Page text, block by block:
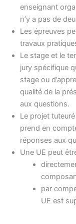
enseignant
n’y a pas de
Les épreuves
travaux
Le stage et le
jury spécifique
stage ou
qualité de la
aux questions.
Le projet
prend en
réponses aux
Une UE peut
par
UE est